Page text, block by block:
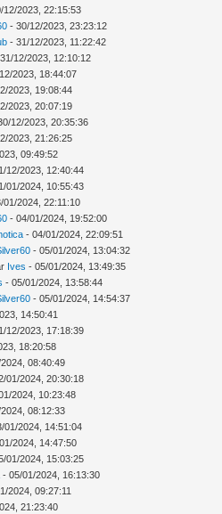
12/2023, 22:15:53
- 30/12/2023, 23:23:12
- 31/12/2023, 11:22:42
12/2023, 12:10:12
2023, 18:44:07
2023, 19:08:44
2023, 20:07:19
12/2023, 20:35:36
2023, 21:26:25
09:49:52
12/2023, 12:40:44
01/2024, 10:55:43
01/2024, 22:11:10
- 04/01/2024, 19:52:00
- 04/01/2024, 22:09:51
- 05/01/2024, 13:04:32
Ives - 05/01/2024, 13:49:35
- 05/01/2024, 13:58:44
- 05/01/2024, 14:54:37
14:50:41
12/2023, 17:18:39
18:20:58
08:40:49
01/2024, 20:30:18
2024, 10:23:48
08:12:33
01/2024, 14:51:04
2024, 14:47:50
01/2024, 15:03:25
- 05/01/2024, 16:13:30
2024, 09:27:11
21:23:40